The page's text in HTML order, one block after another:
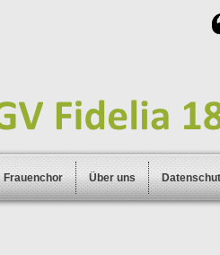
Frauenchor Über uns